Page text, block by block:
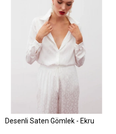
Sepete Ekle
Desenli Saten Gömlek - Ekru